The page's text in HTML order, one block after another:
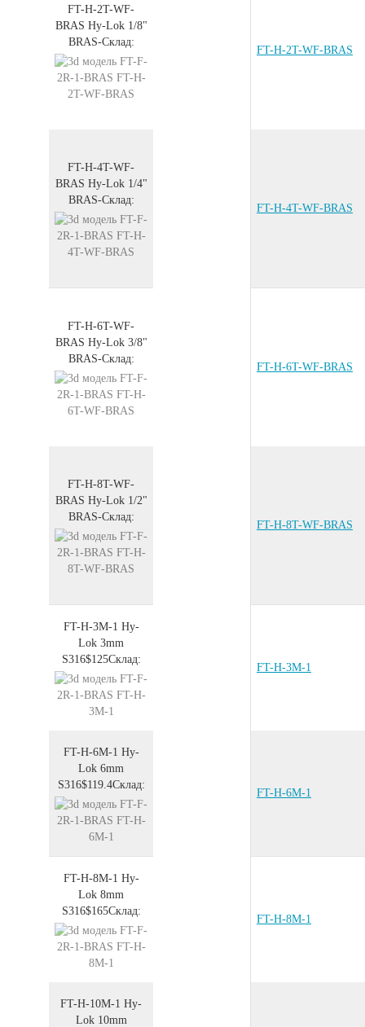
FT-H-2T-WF-
BRAS Hy-Lok 1/8"
BRAS-Склад:
FT-H-2T-WF-BRAS
FT-H-4T-WF-
BRAS Hy-Lok 1/4"
BRAS-Склад:
FT-H-4T-WF-BRAS
FT-H-6T-WF-
BRAS Hy-Lok 3/8"
BRAS-Склад:
FT-H-6T-WF-BRAS
FT-H-8T-WF-
BRAS Hy-Lok 1/2"
BRAS-Склад:
FT-H-8T-WF-BRAS
FT-H-3M-1 Hy-
Lok 3mm
S316$125Склад:
FT-H-3M-1
FT-H-6M-1 Hy-
Lok 6mm
S316$119.4Склад:
FT-H-6M-1
FT-H-8M-1 Hy-
Lok 8mm
S316$165Склад:
FT-H-8M-1
FT-H-10M-1 Hy-
Lok 10mm